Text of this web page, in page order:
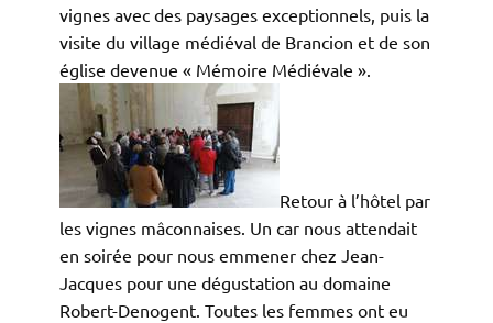
vignes avec des paysages exceptionnels, puis la
visite du village médiéval de Brancion et de son
église devenue « Mémoire Médiévale ».
Retour à l’hôtel par
les vignes mâconnaises. Un car nous attendait
en soirée pour nous emmener chez Jean-
Jacques pour une dégustation au domaine
Robert-Denogent. Toutes les femmes ont eu